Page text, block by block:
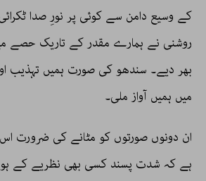
کے وسیع دامن سے کوئی پر نورِ صدا
روشنی نے ہمارے مقدر کے تاریک حصے
بھر دیے۔ سندھو کی صورت ہمیں تہذیب
میں ہمیں آواز ملی۔
ان دونوں صورتوں کو مٹانے کی ضرورت
ہے کہ شدت پسند کسی بھی نظریے کے